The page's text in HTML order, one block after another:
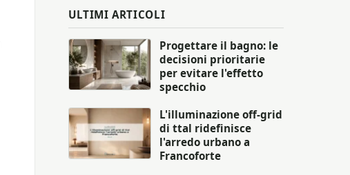
ULTIMI ARTICOLI
Progettare il bagno: le
decisioni prioritarie
per evitare l'effetto
specchio
L'illuminazione off-grid
di ttal ridefinisce
l'arredo urbano a
Francoforte